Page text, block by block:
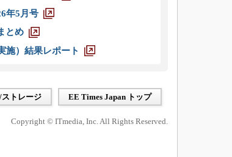
年5月号
とめ
施）結果レポート
ストレージ EE Times Japan トップ
Copyright © ITmedia, Inc. All Rights Reserved.